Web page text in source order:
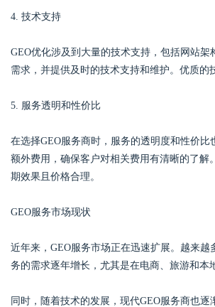
4. 技术支持
GEO优化涉及到大量的技术支持，包括网站
需求，并提供及时的技术支持和维护。优质
5. 服务透明和性价比
在选择GEO服务商时，服务的透明度和性价
额外费用，确保客户对相关费用有清晰的了
期效果且价格合理。
GEO服务市场现状
近年来，GEO服务市场正在迅速扩展。越来
务的需求逐年增长，尤其是在电商、旅游和
同时，随着技术的发展，现代GEO服务商也